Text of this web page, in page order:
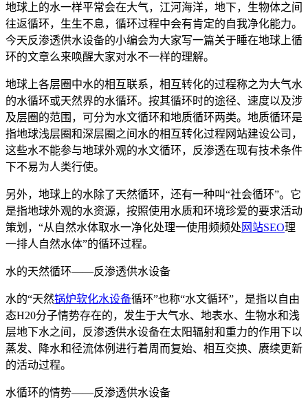
地球上的水一样平常会在大气，江河海洋，地下，生物体之间
往返循环，生生不息，循环过程中会有肯定的自我净化能力。
今天反渗透供水设备的小编会为大家写一篇关于睡在地球上循
环的文章么来唤醒大家对水不一样的理解。
地球上各层圈中水的相互联系，相互转化的过程称之为大气水
的水循环或天然界的水循环。按其循环时的途径、速度以及涉
及层圈的范围，可分为水文循环和地质循环两类。地质循环是
指地球浅层圈和深层圈之间水的相互转化过程网站建设公司，
这些水不能参与地球外观的水文循环，反渗透在现有技术条件
下不易为人类行使。
另外，地球上的水除了天然循环，还有一种叫“社会循环”。它
是指地球外观的水资源，按照使用水质和环境珍爱的要求活动
策划，“从自然水体取水一净化处理一使用频频处 网站SEO理
一排人自然水体”的循环过程。
水的天然循环——反渗透供水设备
水的“天然锅炉软化水设备循环”也称“水文循环”，是指以自由
态H20分子情势存在的，发生于大气水、地表水、生物水和浅
层地下水之间，反渗透供水设备在太阳辐射和重力的作用下以
蒸发、降水和径流体例进行着周而复始、相互交换、赓续更新
的活动过程。
水循环的情势——反渗透供水设备